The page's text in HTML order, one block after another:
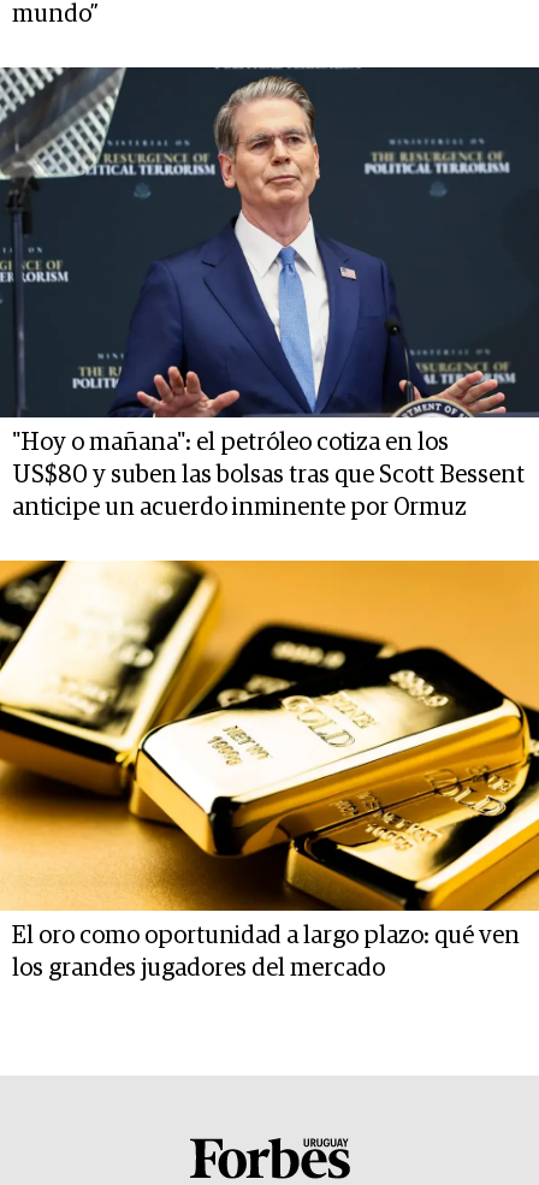
mundo”
"Hoy o mañana": el petróleo cotiza en los
US$80 y suben las bolsas tras que Scott Bessent
anticipe un acuerdo inminente por Ormuz
El oro como oportunidad a largo plazo: qué ven
los grandes jugadores del mercado